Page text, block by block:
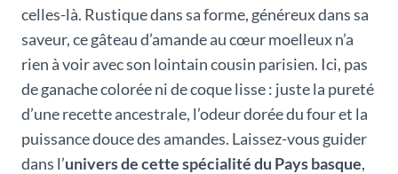
celles-là. Rustique dans sa forme, généreux dans sa
saveur, ce gâteau d’amande au cœur moelleux n’a
rien à voir avec son lointain cousin parisien. Ici, pas
de ganache colorée ni de coque lisse : juste la pureté
d’une recette ancestrale, l’odeur dorée du four et la
puissance douce des amandes. Laissez-vous guider
dans l’univers de cette spécialité du Pays basque,